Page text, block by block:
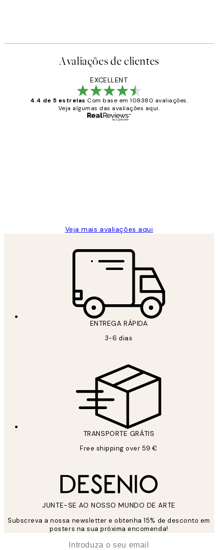
Avaliações de clientes
EXCELLENT
4.4 de 5 estrelas Com base em 108380 avaliações.
Veja algumas das avaliações aqui.
Veja mais avaliações aqui
ENTREGA RÁPIDA
3-6 dias
TRANSPORTE GRÁTIS
Free shipping over 59 €
JUNTE-SE AO NOSSO MUNDO DE ARTE
Subscreva a nossa newsletter e obtenha 15% de desconto em
posters na sua próxima encomenda!